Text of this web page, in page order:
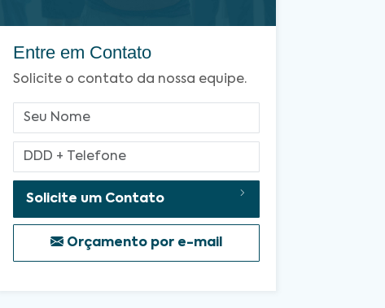
Entre em Contato
Solicite o contato da nossa equipe.
Solicite um Contato
Orçamento por e-mail